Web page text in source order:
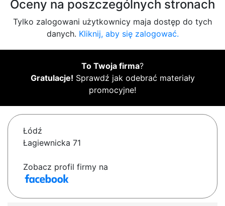
Oceny na poszczególnych stronach
Tylko zalogowani użytkownicy maja dostęp do tych
danych. Kliknij, aby się zalogować.
To Twoja firma?
Gratulacje! Sprawdź jak odebrać materiały
promocyjne!
Łódź
Łagiewnicka 71
Zobacz profil firmy na